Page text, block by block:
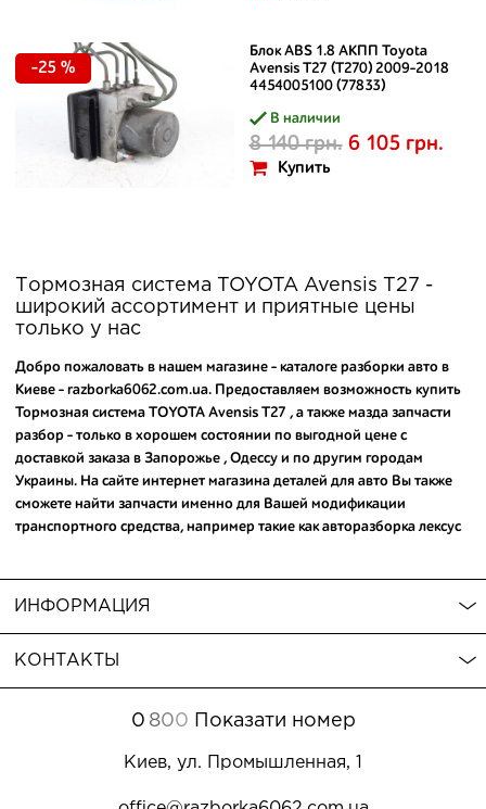
Блок ABS 1.8 АКПП Toyota
Avensis T27 (T270) 2009-2018
4454005100 (77833)
В наличии
8 140 грн. 6 105 грн.
Купить
-25 %
Тормозная система TOYOTA Avensis T27 -
широкий ассортимент и приятные цены
только у нас
Добро пожаловать в нашем магазине - каталоге разборки авто в
Киеве - razborka6062.com.ua. Предоставляем возможность купить
Тормозная система TOYOTA Avensis T27 , а также мазда запчасти
разбор - только в хорошем состоянии по выгодной цене с
доставкой заказа в Запорожье , Одессу и по другим городам
Украины. На сайте интернет магазина деталей для авто Вы также
сможете найти запчасти именно для Вашей модификации
транспортного средства, например такие какавторазборка лексус
производителя всего в несколько кликов. Следует отметить - среди
товаров предлагаем Вам
оперативно поможем подобрать расходники и запчасти, а также
подскажем ответы на Ваши вопросы.
ИНФОРМАЦИЯ
КОНТАКТЫ
0 800 Показати номер
Киев, ул. Промышленная, 1